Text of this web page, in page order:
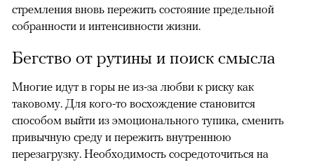
стремления вновь пережить состояние предельной
собранности и интенсивности жизни.
Бегство от рутины и поиск смысла
Многие идут в горы не из-за любви к риску как
таковому. Для кого-то восхождение становится
способом выйти из эмоционального тупика, сменить
привычную среду и пережить внутреннюю
перезагрузку. Необходимость сосредоточиться на